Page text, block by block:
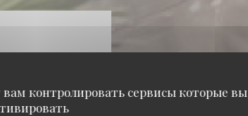
вам контролировать сервисы которые вы